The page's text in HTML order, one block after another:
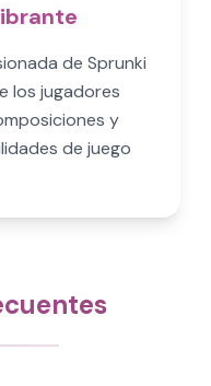
de Sprunki
los jugadores
y
de juego